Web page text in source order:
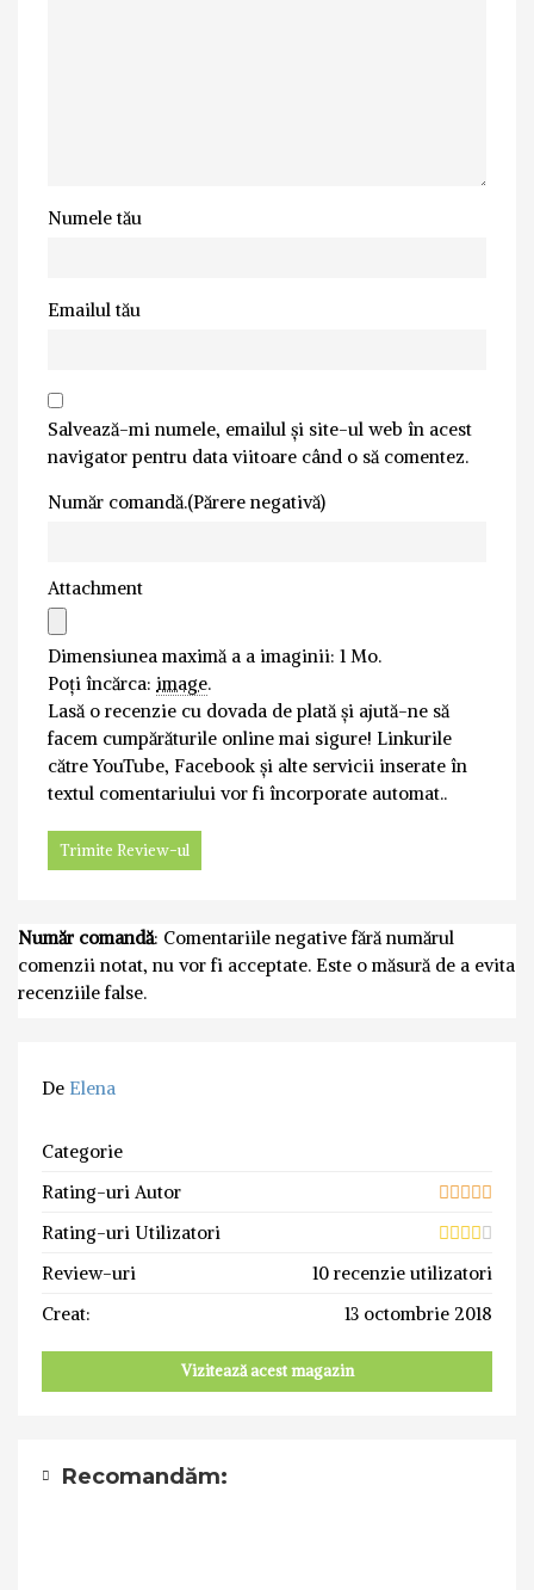
Numele tău
Emailul tău
Salvează-mi numele, emailul și site-ul web în acest
navigator pentru data viitoare când o să comentez.
Număr comandă.(Părere negativă)
Attachment
Dimensiunea maximă a a imaginii: 1 Mo.
Poți încărca: image.
Lasă o recenzie cu dovada de plată și ajută-ne să
facem cumpărăturile online mai sigure! Linkurile
către YouTube, Facebook și alte servicii inserate în
textul comentariului vor fi încorporate automat..
Număr comandă: Comentariile negative fără numărul
comenzii notat, nu vor fi acceptate. Este o măsură de a evita
recenziile false.
De Elena
Categorie
Rating-uri Autor
Rating-uri Utilizatori
Review-uri
10 recenzie utilizatori
Creat:
13 octombrie 2018
Vizitează acest magazin
Recomandăm: